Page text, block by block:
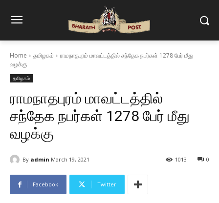
Home தமிழகம்
ராமநாதபுரம் மாவட்டத்தில் சந்தேக நபர்கள் 1278 பேர் மீது
வழக்கு
தமிழகம்
ராமநாதபுரம் மாவட்டத்தில்
சந்தேக நபர்கள் 1278 பேர் மீது
வழக்கு
By admin March 19, 2021 0
1013
Facebook Twitter